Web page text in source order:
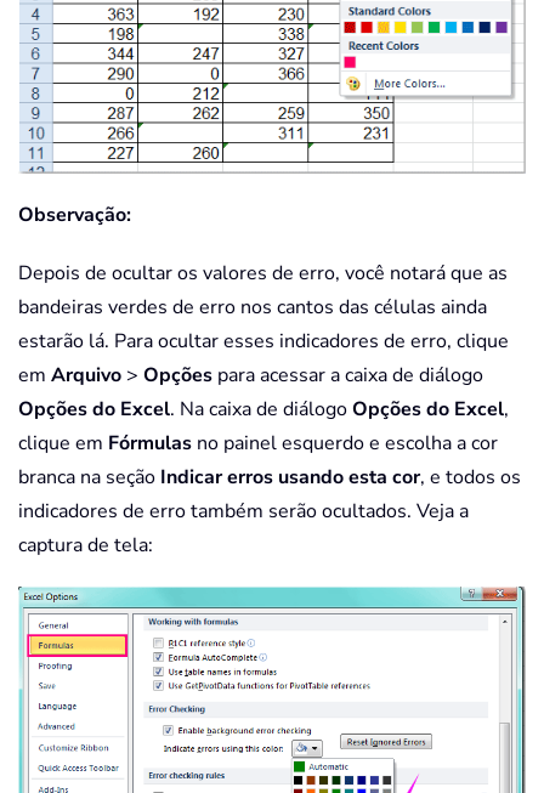
Observação:
Depois de ocultar os valores de erro, você notará que as
bandeiras verdes de erro nos cantos das células ainda
estarão lá. Para ocultar esses indicadores de erro, clique
em Arquivo > Opções para acessar a caixa de diálogo
Opções do Excel. Na caixa de diálogoOpções do Excel,
clique em Fórmulas no painel esquerdo e escolha a cor
branca na seção Indicar erros usando esta cor, e todos os
indicadores de erro também serão ocultados. Veja a
captura de tela: